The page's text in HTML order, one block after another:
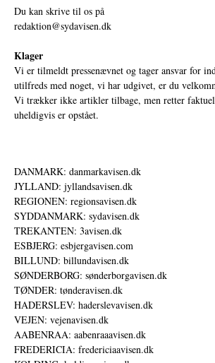
Du kan skrive til os på
redaktion@sydavisen.dk
Klager
Vi er tilmeldt pressenævnet og tager ansvar for
utilfreds med noget, vi har udgivet, er du
Vi trækker ikke artikler tilbage, men retter
uheldigvis er opstået.
DANMARK: danmarkavisen.dk
JYLLAND: jyllandsavisen.dk
REGIONEN: regionsavisen.dk
SYDDANMARK: sydavisen.dk
TREKANTEN: 3avisen.dk
ESBJERG: esbjergavisen.com
BILLUND: billundavisen.dk
SØNDERBORG: sønderborgavisen.dk
TØNDER: tønderavisen.dk
HADERSLEV: haderslevavisen.dk
VEJEN: vejenavisen.dk
AABENRAA: aabenraaavisen.dk
FREDERICIA: fredericiaavisen.dk